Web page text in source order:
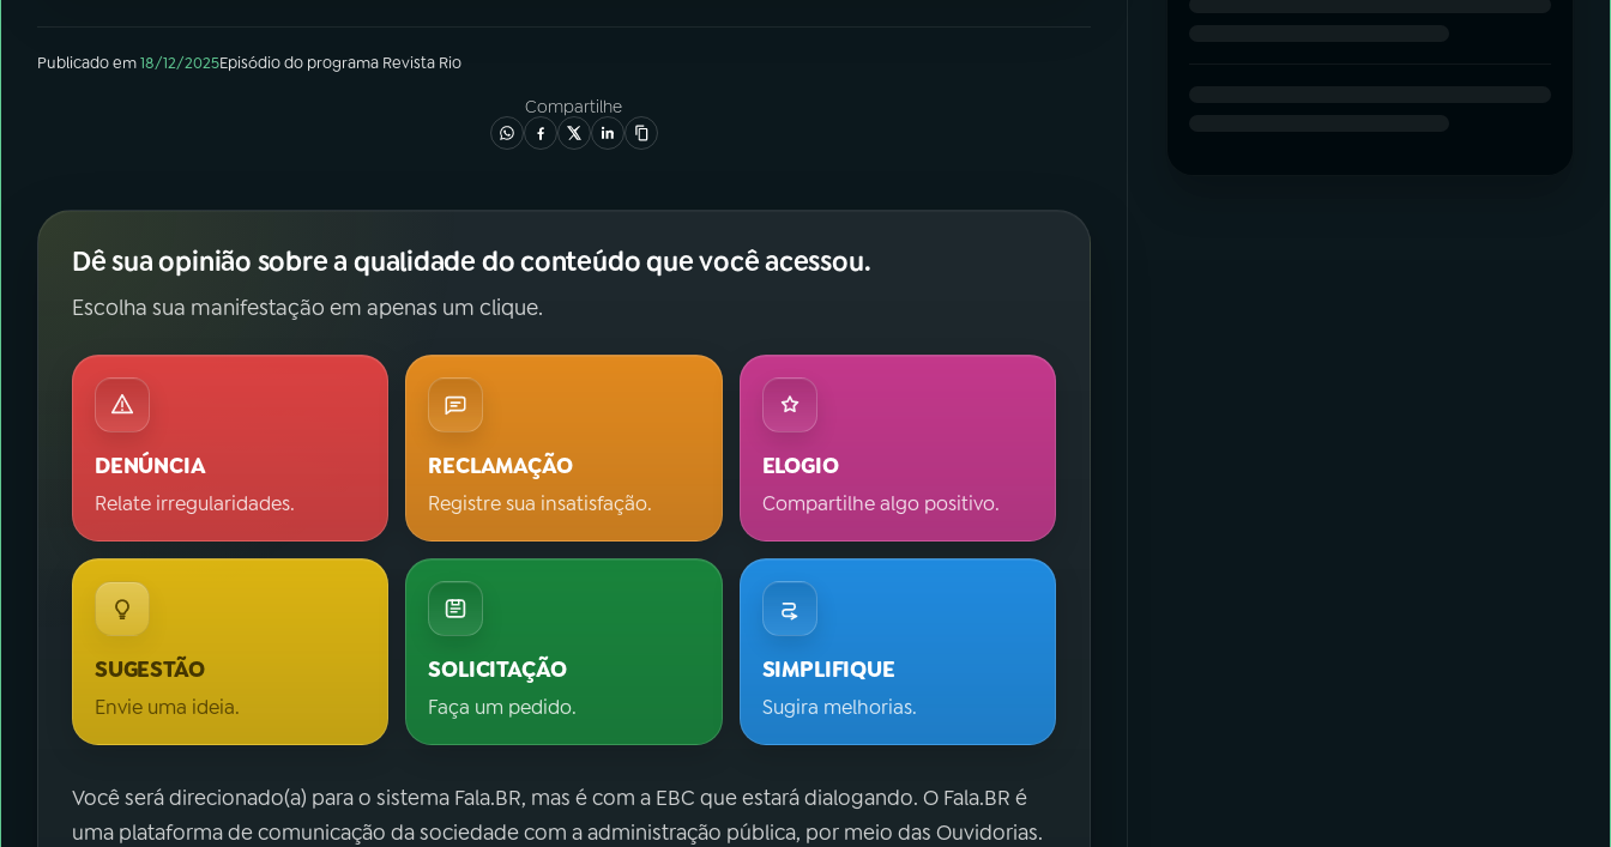
Publicado em18/12/2025Episódiodo programa Revista Rio
Compartilhe
Dê sua opinião sobre a qualidade do conteúdo que você acessou.
Escolha sua manifestação em apenas um clique.
DENÚNCIA
Relate irregularidades.
RECLAMAÇÃO
Registre sua insatisfação.
ELOGIO
Compartilhe algo positivo.
SUGESTÃO
Envie uma ideia.
SOLICITAÇÃO
Faça um pedido.
SIMPLIFIQUE
Sugira melhorias.
Você será direcionado(a) para o sistema Fala.BR, mas é com a EBC que estará dialogando. O Fala.BR é
uma plataforma de comunicação da sociedade com a administração pública, por meio das Ouvidorias.